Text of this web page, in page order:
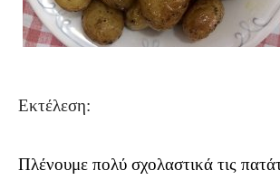
Εκτέλεση:
Πλένουμε πολύ σχολαστικά τις